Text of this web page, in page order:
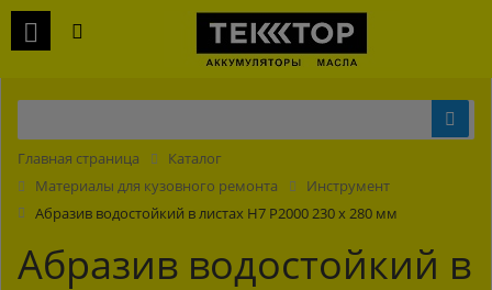
Главная страница
Каталог
Материалы для кузовного ремонта
Инструмент
Абразив водостойкий в листах H7 Р2000 230 х 280 мм
Абразив водостойкий в